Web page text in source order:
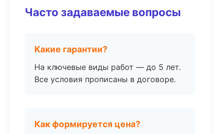
Часто задаваемые вопросы
Какие гарантии?
На ключевые виды работ — до 5 лет.
Все условия прописаны в договоре.
Как формируется цена?